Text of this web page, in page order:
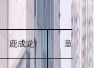
鹿成龙 童彤